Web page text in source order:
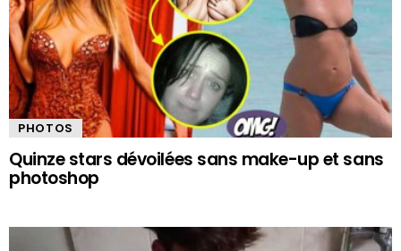
PHOTOS
Quinze stars dévoilées sans make-up et sans
photoshop